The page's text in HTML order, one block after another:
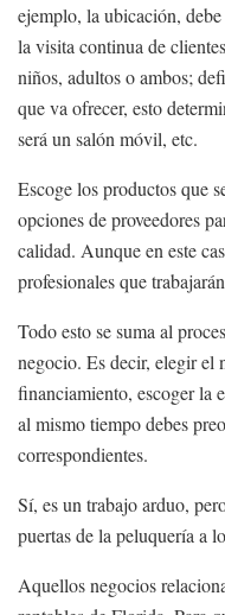
ejemplo, la ubicación,
la visita continua de
niños, adultos o ambos;
que va ofrecer, esto
será un salón móvil, etc.
Escoge los productos que
opciones de proveedores
calidad. Aunque en este
profesionales que
Todo esto se suma al
negocio. Es decir, elegir el
financiamiento, escoger la
al mismo tiempo debes
correspondientes.
Sí, es un trabajo arduo,
puertas de la peluquería a
Aquellos negocios